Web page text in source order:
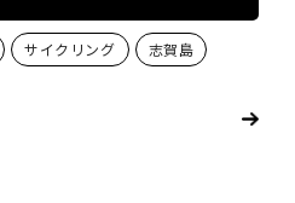
サイクリング
志賀島